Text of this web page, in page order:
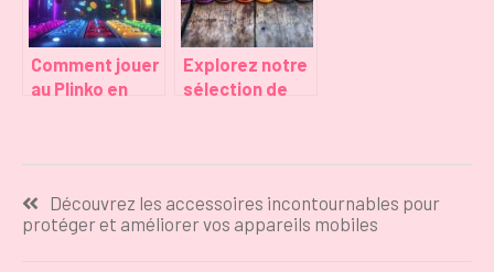
ludique à 72,00
€
passion
Comment jouer
au Plinko en
gains
Explorez notre
sélection de
tous les goûts
de
l’article
Découvrez les accessoires incontournables pour
protéger et améliorer vos appareils mobiles